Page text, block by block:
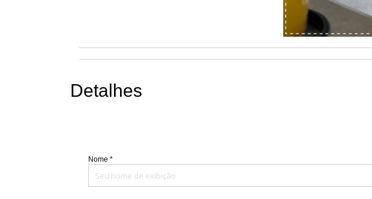
Detalhes
Nome *